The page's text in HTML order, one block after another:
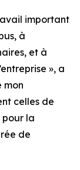
important
à
et à
», a
mon
celles de
pour la
de